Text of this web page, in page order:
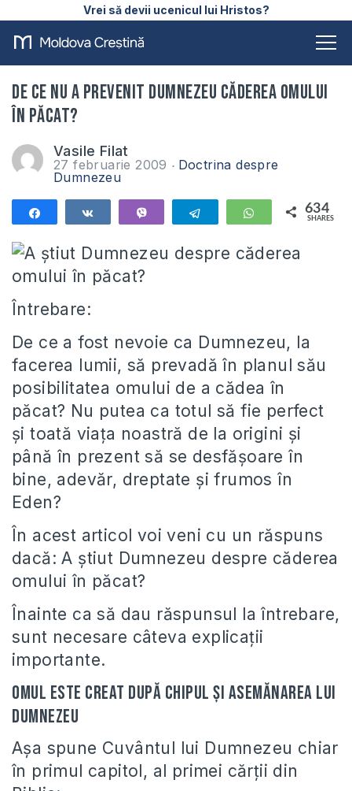
Vrei să devii ucenicul lui Hristos?
De ce nu a prevenit Dumnezeu căderea omului
în păcat?
Vasile Filat
27 februarie 2009
Doctrina despre
Dumnezeu
Telegram WhatsApp
634
SHARES
Întrebare:
De ce a fost nevoie ca Dumnezeu, la
facerea lumii, să prevadă în planul său
posibilitatea omului de a cădea în
păcat? Nu putea ca totul să fie perfect
şi toată viaţa noastră de la origini şi
până în prezent să se desfăşoare în
bine, adevăr, dreptate şi frumos în
Eden?
În acest articol voi veni cu un răspuns
dacă: A știut Dumnezeu despre căderea
omului în păcat?
Înainte ca să dau răspunsul la întrebare,
sunt necesare câteva explicaţii
importante.
Omul este creat după chipul şi asemănarea lui
Dumnezeu
Aşa spune Cuvântul lui Dumnezeu chiar
în primul capitol, al primei cărţii din